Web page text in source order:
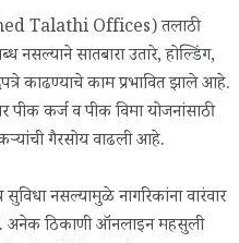
Talathi Offices) तलाठी
नसल्याने सातबारा उतारे, होल्डिंग,
काढण्याचे काम प्रभावित झाले आहे.
पीक कर्ज व पीक विमा योजनांसाठी
गैरसोय वाढली आहे.
नसल्यामुळे नागरिकांना वारंवार
अनेक ठिकाणी ऑनलाइन महसुली